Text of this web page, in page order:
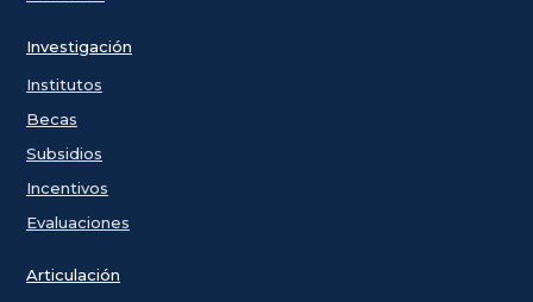
Investigación
Institutos
Becas
Subsidios
Incentivos
Evaluaciones
Articulación